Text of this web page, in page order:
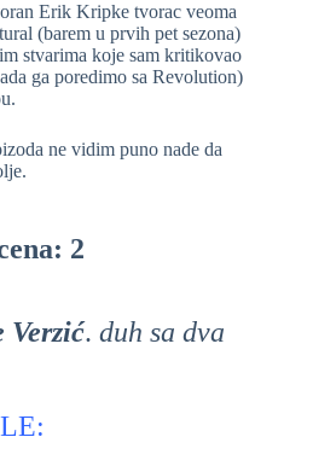
Erik Kripke tvorac veoma
(barem u prvih pet sezona)
stvarima koje sam kritikovao
ga poredimo sa Revolution)
ne vidim puno nade da
2
. duh sa dva